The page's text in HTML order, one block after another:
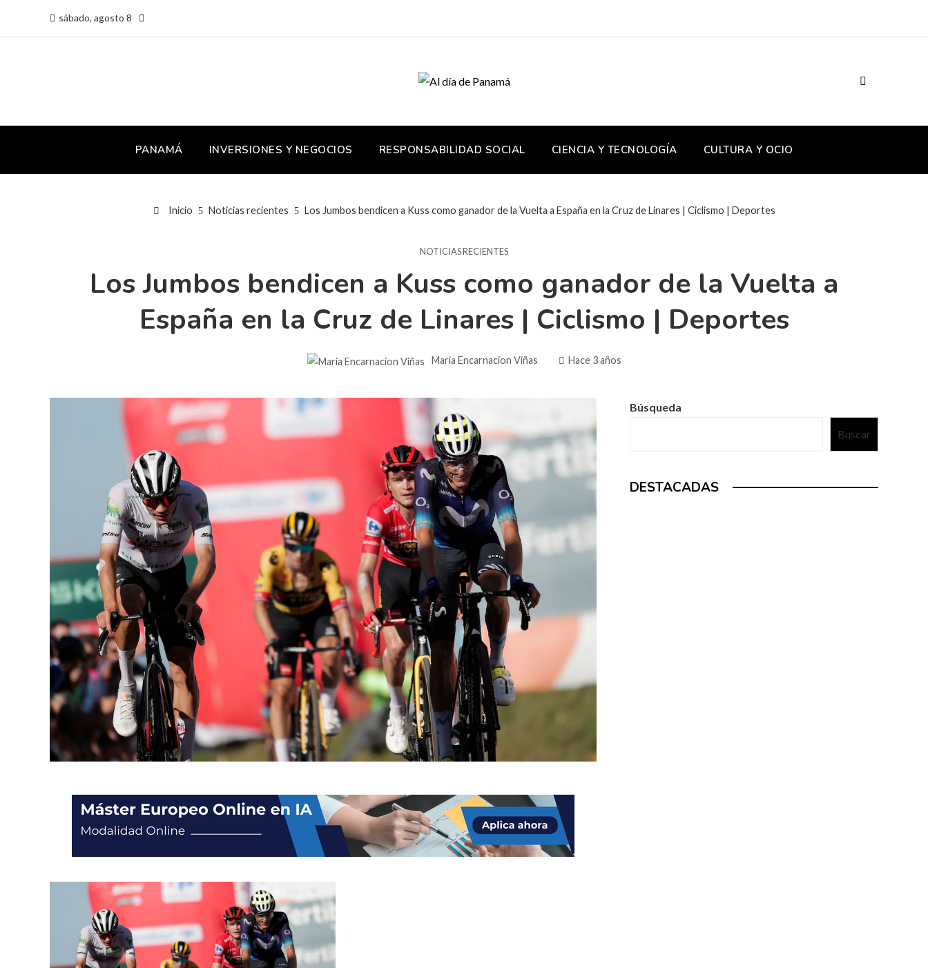
sábado, agosto 8
PANAMÁ INVERSIONES Y NEGOCIOS RESPONSABILIDAD SOCIAL CIENCIA Y TECNOLOGÍA CULTURA Y OCIO
Inicio Noticias recientes Los Jumbos bendicen a Kuss como ganador de la Vuelta a España en la Cruz de Linares | Ciclismo | Deportes
NOTICIAS RECIENTES
Los Jumbos bendicen a Kuss como ganador de la Vuelta a
España en la Cruz de Linares | Ciclismo | Deportes
Maria Encarnacion Viñas Hace 3 años
Búsqueda
Buscar
DESTACADAS